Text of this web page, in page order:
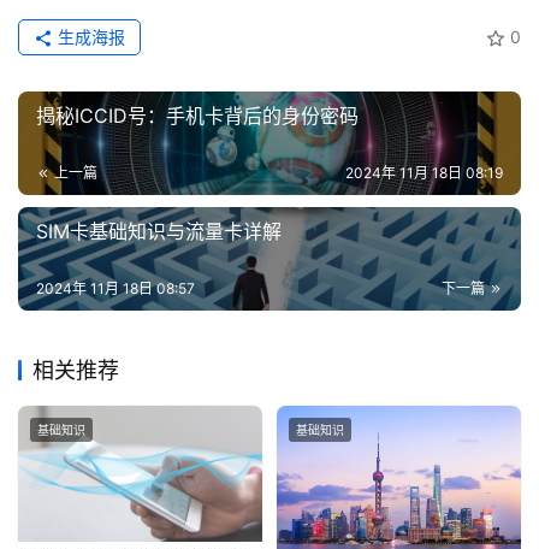
0
生成海报
揭秘ICCID号：手机卡背后的身份密码
上一篇 2024年 11月 18日 08:19
SIM卡基础知识与流量卡详解
下一篇
2024年 11月 18日 08:57
相关推荐
基础知识 基础知识